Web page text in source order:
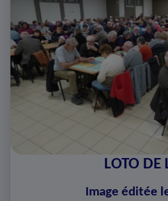
LOTO DE
Image éditée